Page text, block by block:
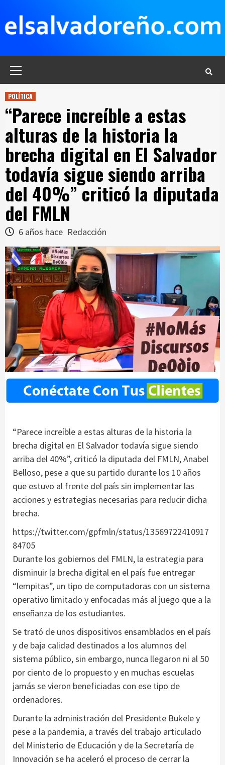
contenido
POLÍTICA
“Parece increíble a estas
alturas de la historia la
brecha digital en El Salvador
todavía sigue siendo arriba
del 40%” criticó la diputada
del FMLN
6 años hace Redacción
“Parece increíble a estas alturas de la historia la
brecha digital en El Salvador todavía sigue siendo
arriba del 40%”, criticó la diputada del FMLN, Anabel
Belloso, pese a que su partido durante los 10 años
que estuvo al frente del país sin implementar las
acciones y estrategias necesarias para reducir dicha
brecha.
https://twitter.com/gpfmln/status/13569722410917
84705
Durante los gobiernos del FMLN, la estrategia para
disminuir la brecha digital en el país fue entregar
“lempitas”, un tipo de computadoras con un sistema
operativo limitado y enfocadas más al juego que a la
enseñanza de los estudiantes.
Se trató de unos dispositivos ensamblados en el país
y de baja calidad destinados a los alumnos del
sistema público, sin embargo, nunca llegaron ni al 50
por ciento de lo propuesto y en muchas escuelas
jamás se vieron beneficiadas con ese tipo de
ordenadores.
Durante la administración del Presidente Bukele y
pese a la pandemia, a través del trabajo articulado
del Ministerio de Educación y de la Secretaría de
Innovación se ha aceleró el proceso de cerrar la